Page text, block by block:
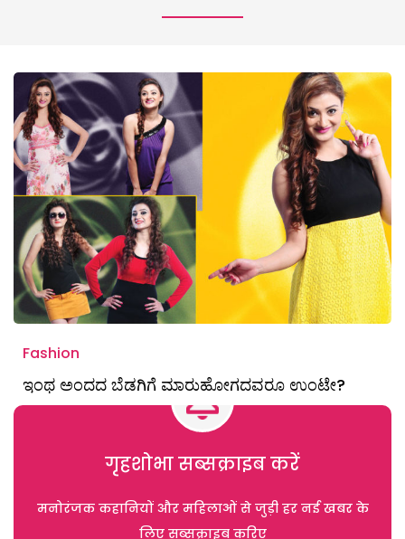
Fashion
ಇಂಥ ಅಂದದ ಬೆಡಗಿಗೆ ಮಾರುಹೋಗದವರೂ ಉಂಟೇ?
गृहशोभा सब्सक्राइब करें
मनोरंजक कहानियों और महिलाओं से जुड़ी हर नई खबर के
लिए सब्सक्राइब करिए